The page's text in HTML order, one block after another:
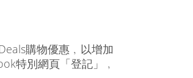
購物優惠﹐以增加
特別網頁「登記」﹐